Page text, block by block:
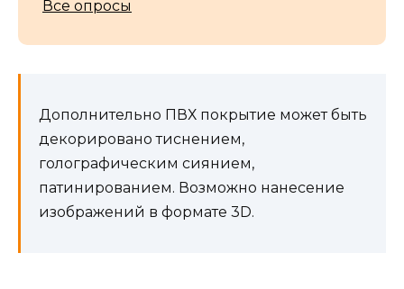
Все опросы
Дополнительно ПВХ покрытие может быть
декорировано тиснением,
голографическим сиянием,
патинированием. Возможно нанесение
изображений в формате 3D.